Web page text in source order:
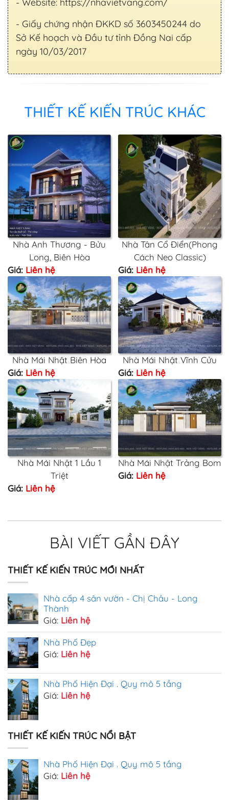
- Website: https://nhavietvang.com/
- Giấy chứng nhận ĐKKD số 3603450244 do
Sở Kế hoạch và Đầu tư tỉnh Đồng Nai cấp
ngày 10/03/2017
THIẾT KẾ KIẾN TRÚC KHÁC
Nhà Anh Thương - Bửu
Long, Biên Hòa
Giá: Liên hệ
Nhà Tân Cổ Điển(Phong
Cách Neo Classic)
Giá: Liên hệ
Nhà Mái Nhật Biên Hòa
Giá: Liên hệ
Nhà Mái Nhật Vĩnh Cửu
Giá: Liên hệ
Nhà Mái Nhật 1 Lầu 1
Triệt
Giá: Liên hệ
Nhà Mái Nhật Trảng Bom
Giá: Liên hệ
BÀI VIẾT GẦN ĐÂY
THIẾT KẾ KIẾN TRÚC MỚI NHẤT
Nhà cấp 4 sân vườn - Chị Châu - Long
Thành
Giá: Liên hệ
Nhà Phố Đẹp
Giá: Liên hệ
Nhà Phố Hiện Đại . Quy mô 5 tầng
Giá: Liên hệ
THIẾT KẾ KIẾN TRÚC NỔI BẬT
Nhà Phố Hiện Đại . Quy mô 5 tầng
Giá: Liên hệ